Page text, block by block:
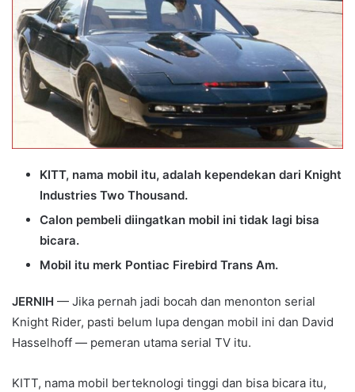
KITT, nama mobil itu, adalah kependekan dari Knight
Industries Two Thousand.
Calon pembeli diingatkan mobil ini tidak lagi bisa
bicara.
Mobil itu merk Pontiac Firebird Trans Am.
JERNIH — Jika pernah jadi bocah dan menonton serial
Knight Rider, pasti belum lupa dengan mobil ini dan David
Hasselhoff — pemeran utama serial TV itu.
KITT, nama mobil berteknologi tinggi dan bisa bicara itu,